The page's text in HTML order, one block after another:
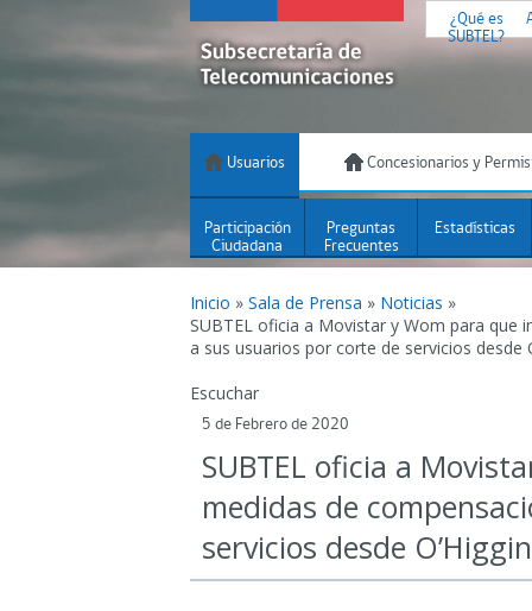
¿Qué es
SUBTEL?
Usuarios Concesionarios y
Participación
Ciudadana
Preguntas
Frecuentes
Estadísticas
Inicio » Sala de Prensa » Noticias »
SUBTEL oficia a Movistar y Wom para que
a sus usuarios por corte de servicios desde
Escuchar
5 de Febrero de 2020
SUBTEL oficia a
medidas de
servicios desde